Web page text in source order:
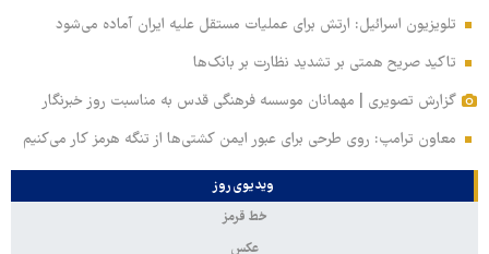
تلویزیون اسرائیل: ارتش برای عملیات مستقل علیه ایران آماده می‌شود
تاکید صریح همتی بر تشدید نظارت بر بانک‌ها
گزارش تصویری | مهمانان موسسه فرهنگی قدس به مناسبت روز خبرنگار
معاون ترامپ: روی طرحی برای عبور ایمن کشتی‌ها از تنگه هرمز کار می‌کنیم
ویدیوی روز
خط قرمز
عکس